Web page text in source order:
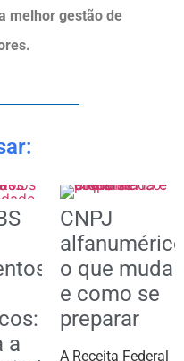
melhor gestão de
a
CNPJ
o que muda
e como se
preparar
A Receita Federal